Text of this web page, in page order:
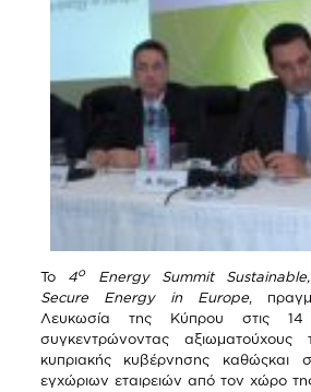
Το 4οEnergy Summit Sustainable
Secure Energy in Europe ,
Λευκωσία της Κύπρου στις 14
συγκεντρώνοντας αξιωματούχους
κυπριακής κυβέρνησης καθώςκαι
εγχώριων εταιρειών από τον χώρο